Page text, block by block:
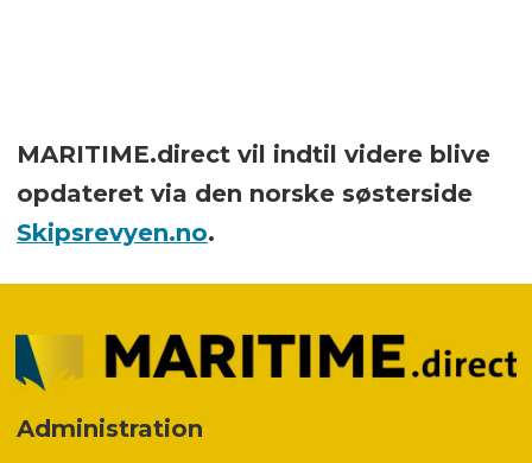
MARITIME.direct vil indtil videre blive
opdateret via den norske søsterside
Skipsrevyen.no.
Administration